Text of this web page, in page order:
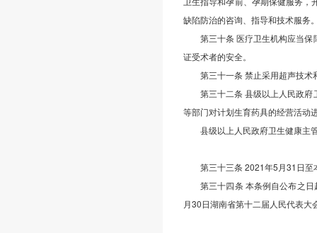
缺陷防治的咨询、指导和技术服务
第三十条 医疗卫生机构应当
证受术者的安全。
第三十一条 禁止采用超声技
第三十二条 县级以上人民政
等部门对计划生育药具的经营活动
县级以上人民政府卫生健康主
第三十三条 2021年5月31日
第三十四条 本条例自公布之
月30日湖南省第十二届人民代表